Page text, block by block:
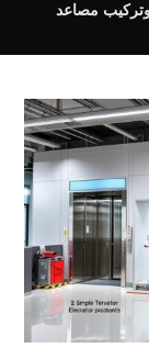
وتركيب مصاعد